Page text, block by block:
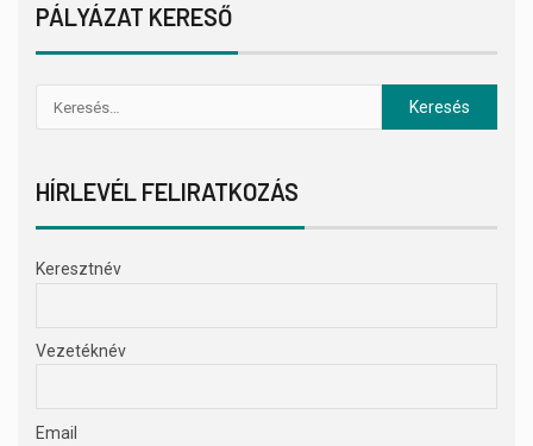
PÁLYÁZAT KERESŐ
HÍRLEVÉL FELIRATKOZÁS
Keresztnév
Vezetéknév
Email